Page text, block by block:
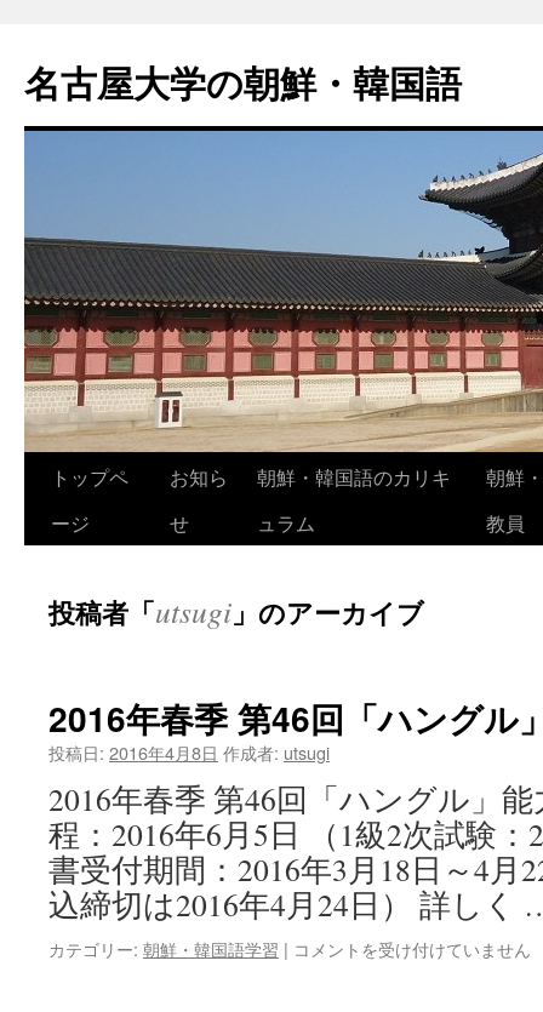
名古屋大学の朝鮮・韓国語
トップペ
ージ
お知ら
せ
朝鮮・韓国語のカリキ
ュラム
朝鮮
教員
投稿者「utsugi 」のアーカイブ
2016年春季 第46回「ハングル
投稿日: 2016年4月8日 作成者: utsugi
2016年春季 第46回「ハングル」
程：2016年6月5日 （1級2次試験：
書受付期間：2016年3月18日～4月
込締切は2016年4月24日） 詳し
カテゴリー: 朝鮮・韓国語学習 | コメントを受け付けていません